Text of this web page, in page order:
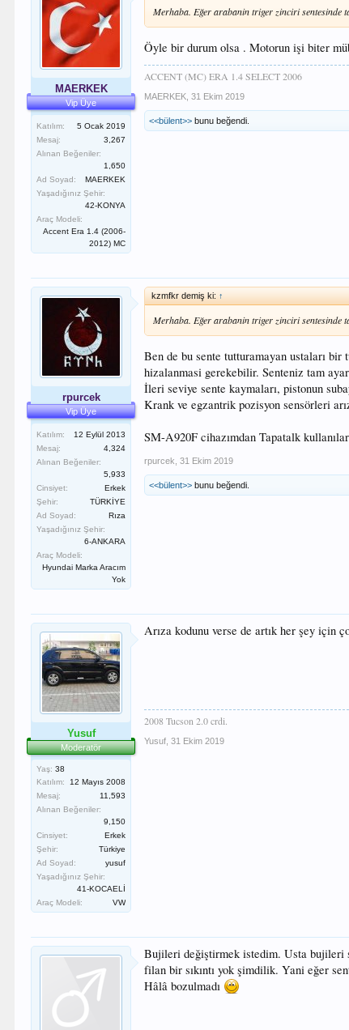
MAERKEK
Vip Üye
Katılım:
5 Ocak 2019
Mesaj:
3,267
Alınan Beğeniler:
1,650
Ad Soyad:
MAERKEK
Yaşadığınız Şehir:
42-KONYA
Araç Modeli:
Accent Era 1.4 (2006-
2012) MC
Merhaba. Eğer arabanin triger zinciri sentesinde
Öyle bir durum olsa . Motorun işi biter
ACCENT (MC) ERA 1.4 SELECT 2006
MAERKEK 31 Ekim 2019
<<bülent>> bunu beğendi.
rpurcek
Vip Üye
Katılım:
12 Eylül 2013
Mesaj:
4,324
Alınan Beğeniler:
5,933
Cinsiyet:
Erkek
Şehir:
TÜRKİYE
Ad Soyad:
Rıza
Yaşadığınız Şehir:
6-ANKARA
Araç Modeli:
Hyundai Marka Aracım
Yok
kzmfkr demiş ki: ↑
Merhaba. Eğer arabanin triger zinciri sentesinde
Ben de bu sente tutturamayan ustaları
hizalanmasi gerekebilir. Senteniz tam
İleri seviye sente kaymaları, pistonun
Krank ve egzantrik pozisyon sensörleri
SM-A920F cihazımdan Tapatalk
rpurcek 31 Ekim 2019
<<bülent>> bunu beğendi.
Yusuf
Moderatör
Yaş: 38
Katılım:
12 Mayıs 2008
Mesaj:
11,593
Alınan Beğeniler:
9,150
Cinsiyet:
Erkek
Şehir:
Türkiye
Ad Soyad:
yusuf
Yaşadığınız Şehir:
41-KOCAELİ
Araç Modeli:
VW
Arıza kodunu verse de artık her şey için
2008 Tucson 2.0 crdi.
Yusuf 31 Ekim 2019
Bujileri değiştirmek istedim. Usta bujileri
filan bir sıkıntı yok şimdilik. Yani eğer
Hâlâ bozulmadı